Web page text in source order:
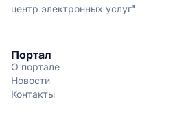
центр электронных услуг"
Портал
О портале
Новости
Контакты